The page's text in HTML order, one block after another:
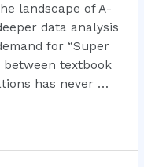
landscape of A-
data analysis
for “Super
between textbook
has never …